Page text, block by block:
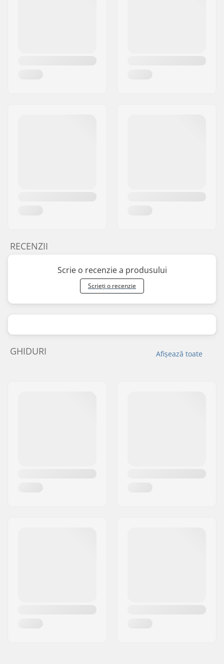
RECENZII
Scrie o recenzie a produsului
Scrieți o recenzie
Afișează toate
GHIDURI